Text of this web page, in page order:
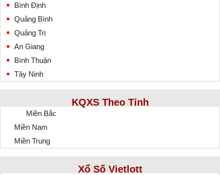
Bình Định
Quảng Bình
Quảng Trị
An Giang
Bình Thuận
Tây Ninh
KQXS Theo Tỉnh
Miền Bắc
Miền Nam
Miền Trung
Xổ Số Vietlott